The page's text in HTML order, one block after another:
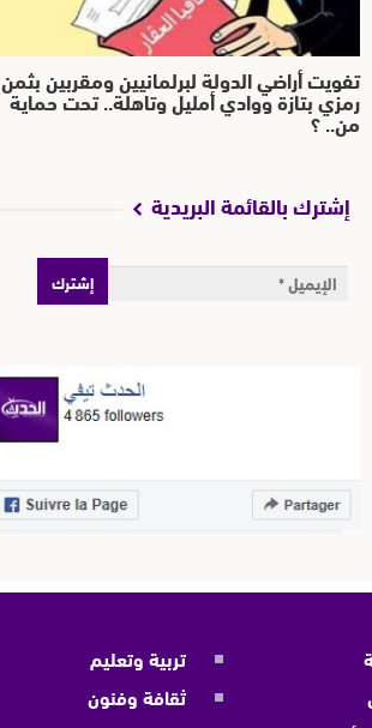
تفويت أراضي الدولة لبرلمانيين ومقربين بثمن
رمزي بتازة ووادي أمليل وتاهلة.. تحت حماية
من.. ؟
إشترك بالقائمة البريدية
تربية وتعليم
ثقافة وفنون